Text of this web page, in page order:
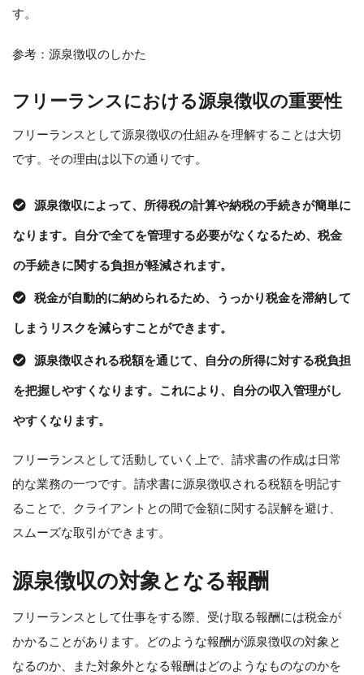
す。
参考：源泉徴収のしかた
フリーランスにおける源泉徴収の重要性
フリーランスとして源泉徴収の仕組みを理解することは大切
です。その理由は以下の通りです。
源泉徴収によって、所得税の計算や納税の手続きが簡単に
なります。自分で全てを管理する必要がなくなるため、税金
の手続きに関する負担が軽減されます。
税金が自動的に納められるため、うっかり税金を滞納して
しまうリスクを減らすことができます。
源泉徴収される税額を通じて、自分の所得に対する税負担
を把握しやすくなります。これにより、自分の収入管理がし
やすくなります。
フリーランスとして活動していく上で、請求書の作成は日常
的な業務の一つです。請求書に源泉徴収される税額を明記す
ることで、クライアントとの間で金額に関する誤解を避け、
スムーズな取引ができます。
源泉徴収の対象となる報酬
フリーランスとして仕事をする際、受け取る報酬には税金が
かかることがあります。どのような報酬が源泉徴収の対象と
なるのか、また対象外となる報酬はどのようなものなのかを